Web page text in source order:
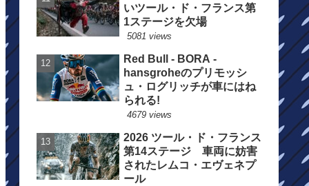
いツール・ド・フランス第
1ステージを欠場
5081 views
Red Bull - BORA -
hansgroheのプリモッシ
ュ・ログリッチが車にはね
られる!
4679 views
2026 ツール・ド・フランス
第14ステージ 車両に妨害
されたレムコ・エヴェネプ
ール